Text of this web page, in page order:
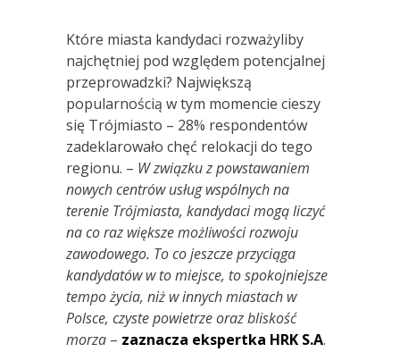
Które miasta kandydaci rozważyliby
najchętniej pod względem potencjalnej
przeprowadzki? Największą
popularnością w tym momencie cieszy
się Trójmiasto – 28% respondentów
zadeklarowało chęć relokacji do tego
regionu. – W związku z powstawaniem
nowych centrów usług wspólnych na
terenie Trójmiasta, kandydaci mogą liczyć
na co raz większe możliwości rozwoju
zawodowego. To co jeszcze przyciąga
kandydatów w to miejsce, to spokojniejsze
tempo życia, niż w innych miastach w
Polsce, czyste powietrze oraz bliskość
morza – zaznacza ekspertka HRK S.A.